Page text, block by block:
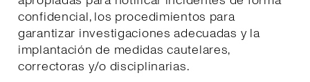
confidencial, los procedimientos para
garantizar investigaciones adecuadas y la
implantación de medidas cautelares,
correctoras y/o disciplinarias.